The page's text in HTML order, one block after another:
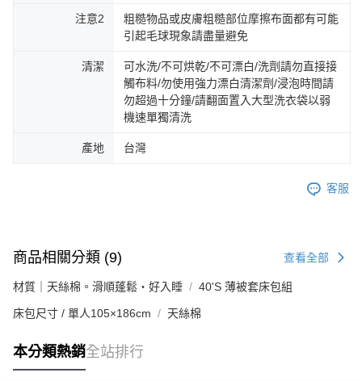
注意2
粗糙物品或皮膚粗糙部位摩擦布面都有可能
引起毛球現象請盡量避免
清潔
可水洗/不可烘乾/不可漂白/洗劑請勿直接接
觸布料/勿使用強力漂白清潔劑/浸泡時間請
勿超過十分鐘/請翻面置入大型洗衣袋以弱
機速單獨清洗
產地 台灣
客服
商品相關分類 (9) 查看全部
材質｜天絲棉。滑順蓬鬆・好入睡 40'S 薄被套床包組
床包尺寸 / 單人105×186cm 天絲棉
本分類熱銷全站排行